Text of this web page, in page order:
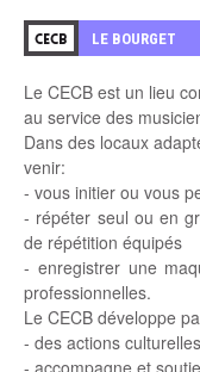
CECB LE BOURGET
Le CECB est un lieu
au service des
Dans des locaux
venir:
- vous initier ou vous
- répéter seul ou en
de répétition équipés
- enregistrer une
professionnelles.
Le CECB développe
- des actions
- accompagne et